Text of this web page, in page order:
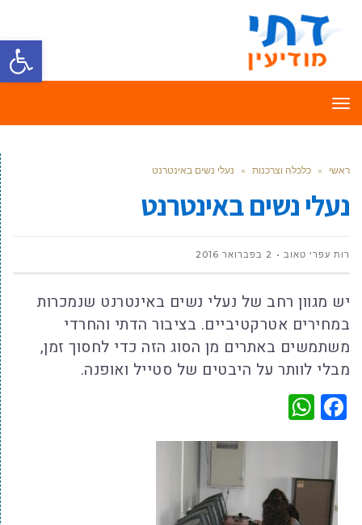
פתח
תפריט
ראשי » כלכלה וצרכנות » נעלי נשים באינטרנט
נעלי נשים באינטרנט
רות עפרי טאוב 2 בפברואר 2016
יש מגוון רחב של נעלי נשים באינטרנט שנמכרות
במחירים אטרקטיביים. בציבור הדתי והחרדי
משתמשים באתרים מן הסוג הזה כדי לחסוך זמן,
מבלי לוותר על היבטים של סטייל ואופנה.
Facebook